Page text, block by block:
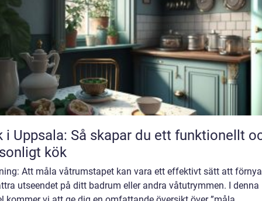
i Uppsala: Så skapar du ett funktionellt
kök
Att måla våtrumstapet kan vara ett effektivt sätt att
utseendet på ditt badrum eller andra våtutrymmen. I denna